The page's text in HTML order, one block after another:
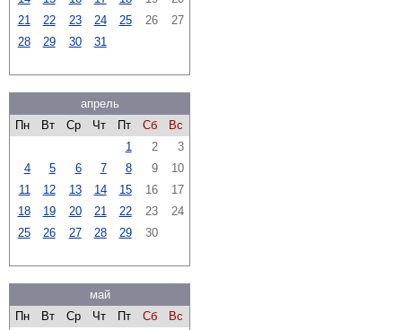
21
22 23 24 25 26
27
28
29 30 31
апрель
Пн
Вт Ср Чт Пт Сб
Вс
1
2
3
4
5 6 7 8 9
10
11
12 13 14 15 16
17
18
19 20 21 22 23
24
25
26 27 28 29 30
май
Пн
Вт Ср Чт Пт Сб
Вс